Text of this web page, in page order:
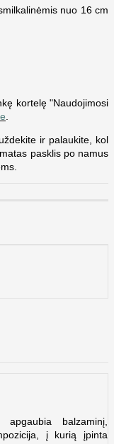
nuo 16 cm
kortelę "Naudojimosi
.
ir palaukite, kol
pasklis po namus
apgaubia balzaminį,
į kurią įpinta